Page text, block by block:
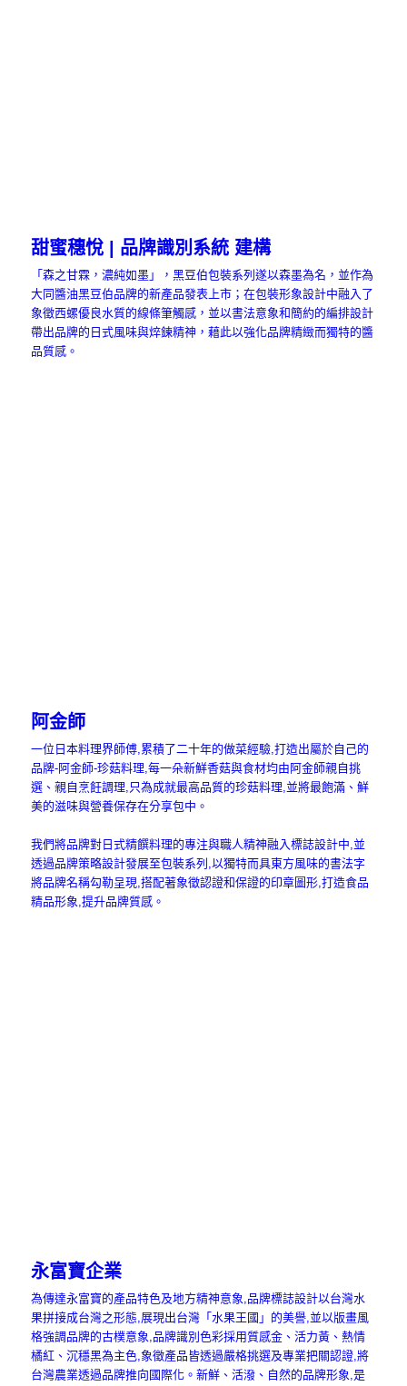
甜蜜穗悅 | 品牌識別系統 建構
「森之甘霖，濃純如墨」，黑豆伯包裝系列遂以森墨為名，並作為
大同醬油黑豆伯品牌的新產品發表上市；在包裝形象設計中融入了
象徵西螺優良水質的線條筆觸感，並以書法意象和簡約的編排設計
帶出品牌的日式風味與焠鍊精神，藉此以強化品牌精緻而獨特的醬
品質感。
阿金師
一位日本料理界師傅,累積了二十年的做菜經驗,打造出屬於自己的
品牌-阿金師-珍菇料理,每一朵新鮮香菇與食材均由阿金師親自挑
選、親自烹飪調理,只為成就最高品質的珍菇料理,並將最飽滿、鮮
美的滋味與營養保存在分享包中。
我們將品牌對日式精饌料理的專注與職人精神融入標誌設計中,並
透過品牌策略設計發展至包裝系列,以獨特而具東方風味的書法字
將品牌名稱勾勒呈現,搭配著象徵認證和保證的印章圖形,打造食品
精品形象,提升品牌質感。
永富寶企業
為傳達永富寶的產品特色及地方精神意象,品牌標誌設計以台灣水
果拼接成台灣之形態,展現出台灣「水果王國」的美譽,並以版畫風
格強調品牌的古樸意象,品牌識別色彩採用質感金、活力黃、熱情
橘紅、沉穩黑為主色,象徵產品皆透過嚴格挑選及專業把關認證,將
台灣農業透過品牌推向國際化。新鮮、活潑、自然的品牌形象,是